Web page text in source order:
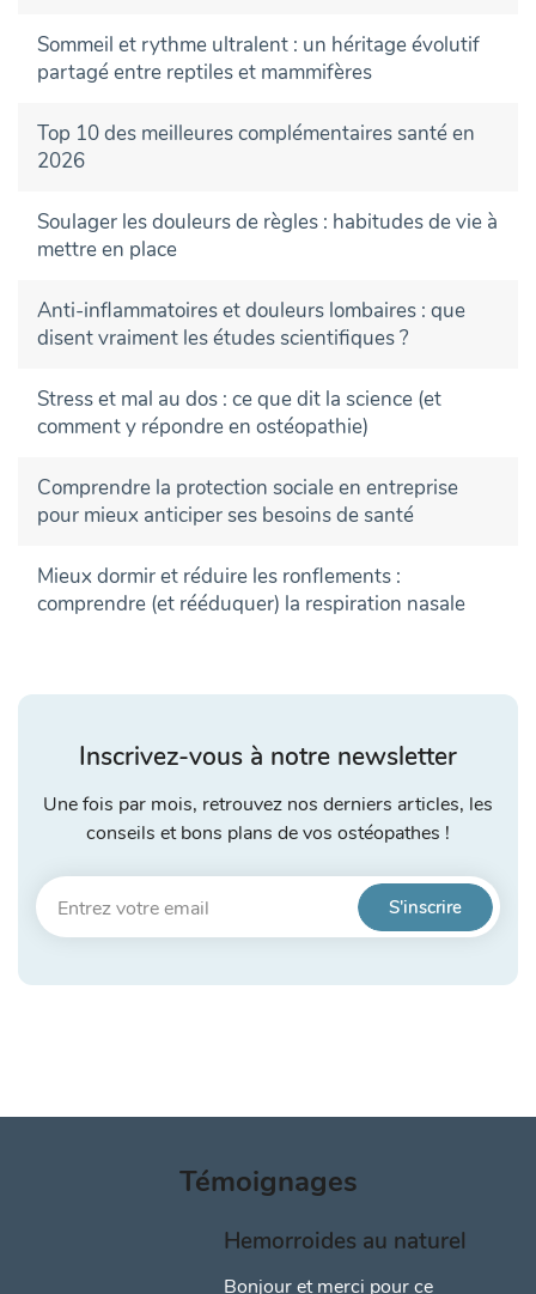
Sommeil et rythme ultralent : un héritage évolutif
partagé entre reptiles et mammifères
Top 10 des meilleures complémentaires santé en
2026
Soulager les douleurs de règles : habitudes de vie à
mettre en place
Anti-inflammatoires et douleurs lombaires : que
disent vraiment les études scientifiques ?
Stress et mal au dos : ce que dit la science (et
comment y répondre en ostéopathie)
Comprendre la protection sociale en entreprise
pour mieux anticiper ses besoins de santé
Mieux dormir et réduire les ronflements :
comprendre (et rééduquer) la respiration nasale
Inscrivez-vous à notre newsletter
Une fois par mois, retrouvez nos derniers articles, les
conseils et bons plans de vos ostéopathes !
Témoignages
Hemorroides au naturel
Bonjour et merci pour ce